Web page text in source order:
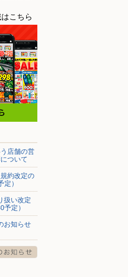
こちら
店舗の営
ついて
約改定の
）
扱い改定
定）
お知らせ